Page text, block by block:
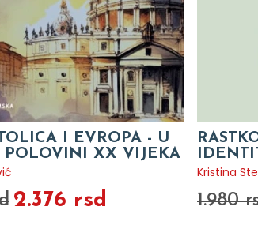
I EVROPA - U
POLOVINI XX VIJEKA
2.376 rsd
Kristina
1.980